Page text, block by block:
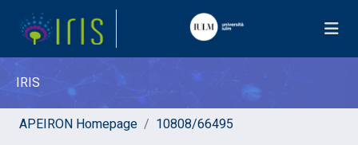
IRIS
APEIRON Homepage 10808/66495